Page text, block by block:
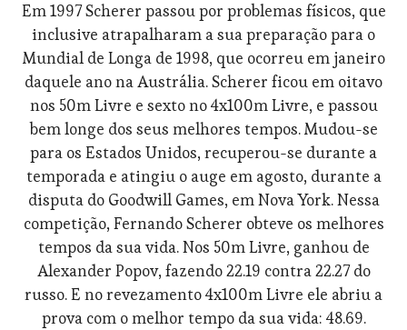
Em 1997 Scherer passou por problemas físicos, que
inclusive atrapalharam a sua preparação para o
Mundial de Longa de 1998, que ocorreu em janeiro
daquele ano na Austrália. Scherer ficou em oitavo
nos 50m Livre e sexto no 4x100m Livre, e passou
bem longe dos seus melhores tempos. Mudou-se
para os Estados Unidos, recuperou-se durante a
temporada e atingiu o auge em agosto, durante a
disputa do Goodwill Games, em Nova York. Nessa
competição, Fernando Scherer obteve os melhores
tempos da sua vida. Nos 50m Livre, ganhou de
Alexander Popov, fazendo 22.19 contra 22.27 do
russo. E no revezamento 4x100m Livre ele abriu a
prova com o melhor tempo da sua vida: 48.69.